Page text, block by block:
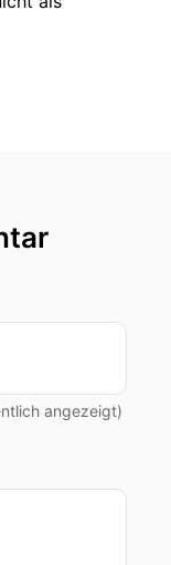
angezeigt)